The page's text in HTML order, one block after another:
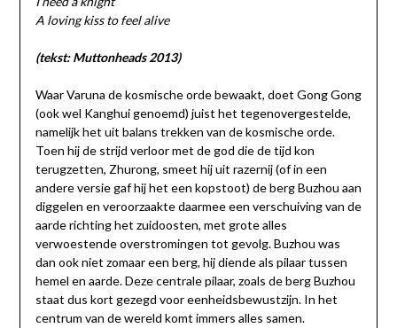
A loving kiss to feel alive
(tekst: Muttonheads 2013)
Waar Varuna de kosmische orde bewaakt, doet Gong Gong
(ook wel Kanghui genoemd) juist het tegenovergestelde,
namelijk het uit balans trekken van de kosmische orde.
Toen hij de strijd verloor met de god die de tijd kon
terugzetten, Zhurong, smeet hij uit razernij (of in een
andere versie gaf hij het een kopstoot) de berg Buzhou aan
diggelen en veroorzaakte daarmee een verschuiving van de
aarde richting het zuidoosten, met grote alles
verwoestende overstromingen tot gevolg. Buzhou was
dan ook niet zomaar een berg, hij diende als pilaar tussen
hemel en aarde. Deze centrale pilaar, zoals de berg Buzhou
staat dus kort gezegd voor eenheidsbewustzijn. In het
centrum van de wereld komt immers alles samen.